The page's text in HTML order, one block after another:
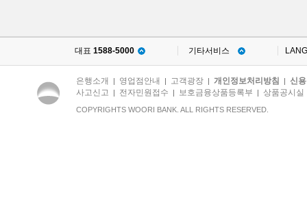
대표 1588-5000 기타서비스
은행소개 | 영업점안내 | 고객광장 | 개인정보처리방침 | 신
사고신고 | 전자민원접수 | 보호금융상품등록부 | 상품공시실
COPYRIGHTS WOORI BANK. ALL RIGHTS RESERVED.